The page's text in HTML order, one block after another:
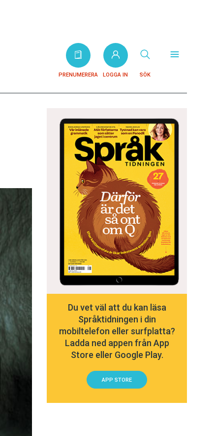
PRENUMERERA LOGGA IN SÖK
Du vet väl att du kan läsa
Språktidningen i din
mobiltelefon eller surfplatta?
Ladda ned appen från App
Store eller Google Play.
APP STORE